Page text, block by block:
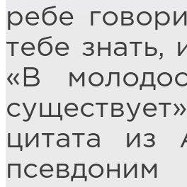
ребе
тебе
«В
цитата из